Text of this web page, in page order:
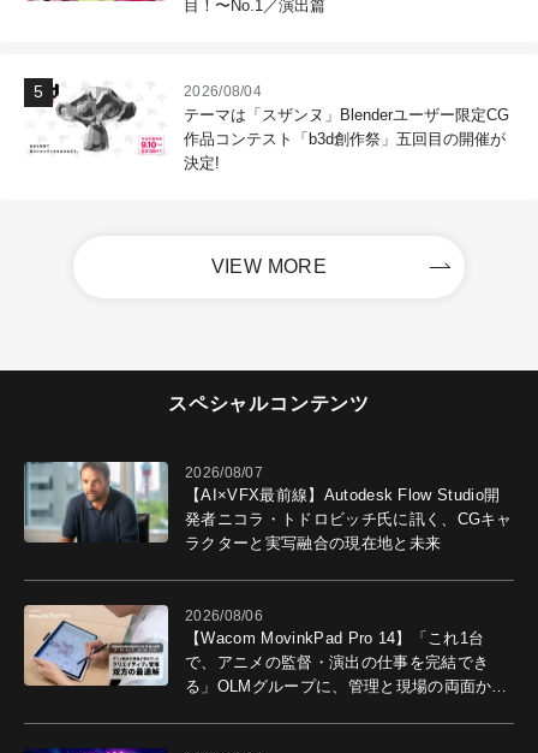
目！〜No.1／演出篇
2026/08/04
テーマは「スザンヌ」Blenderユーザー限定CG
作品コンテスト「b3d創作祭」五回目の開催が
決定!
VIEW MORE
スペシャルコンテンツ
2026/08/07
【AI×VFX最前線】Autodesk Flow Studio開
発者ニコラ・トドロビッチ氏に訊く、CGキャ
ラクターと実写融合の現在地と未来
2026/08/06
【Wacom MovinkPad Pro 14】「これ1台
で、アニメの監督・演出の仕事を完結でき
る」OLMグループに、管理と現場の両面から